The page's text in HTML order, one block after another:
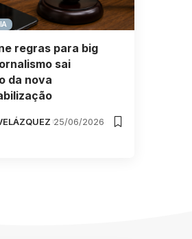
regras para big
sai
da nova
25/06/2026